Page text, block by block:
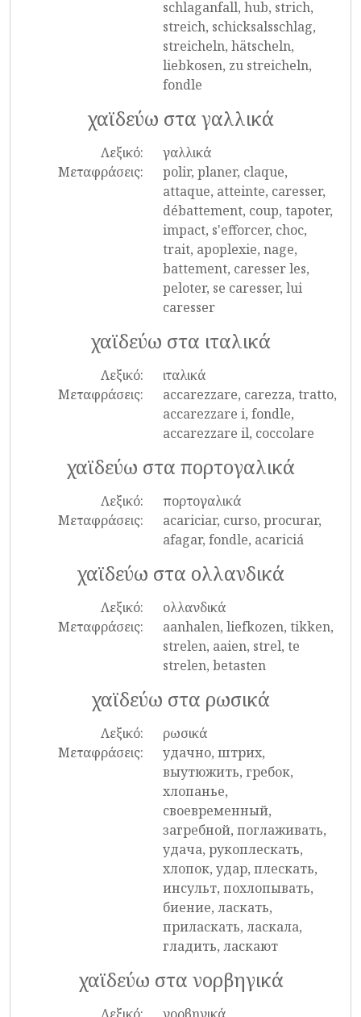
schlaganfall, hub, strich,
streich, schicksalsschlag,
streicheln, hätscheln,
liebkosen, zu streicheln,
fondle
χαϊδεύω στα γαλλικά
Λεξικό:
γαλλικά
Μεταφράσεις:
polir, planer, claque,
attaque, atteinte, caresser,
débattement, coup, tapoter,
impact, s'efforcer, choc,
trait, apoplexie, nage,
battement, caresser les,
peloter, se caresser, lui
caresser
χαϊδεύω στα ιταλικά
Λεξικό:
ιταλικά
Μεταφράσεις:
accarezzare, carezza, tratto,
accarezzare i, fondle,
accarezzare il, coccolare
χαϊδεύω στα πορτογαλικά
Λεξικό:
πορτογαλικά
Μεταφράσεις:
acariciar, curso, procurar,
afagar, fondle, acariciá
χαϊδεύω στα ολλανδικά
Λεξικό:
ολλανδικά
Μεταφράσεις:
aanhalen, liefkozen, tikken,
strelen, aaien, strel, te
strelen, betasten
χαϊδεύω στα ρωσικά
Λεξικό:
ρωσικά
Μεταφράσεις:
удачно, штрих,
выутюжить, гребок,
хлопанье,
своевременный,
загребной, поглаживать,
удача, рукоплескать,
хлопок, удар, плескать,
инсульт, похлопывать,
биение, ласкать,
приласкать, ласкала,
гладить, ласкают
χαϊδεύω στα νορβηγικά